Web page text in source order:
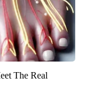
The Real